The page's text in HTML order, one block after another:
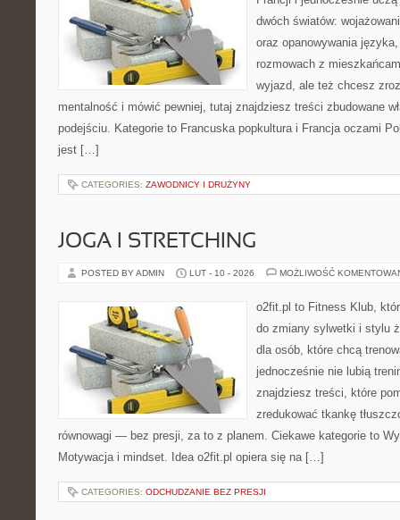
dwóch światów:
oraz opanowywania
rozmowach z
wyjazd, ale też chcesz
mentalność i mówić pewniej, tutaj znajdziesz treści zbudowane
podejściu. Kategorie to Francuska popkultura i Francja oczami
jest […]
CATEGORIES: ZAWODNICY I DRUŻYNY
JOGA I STRETCHING
POSTED BY ADMIN LUT - 10 - 2026 MOŻLIWOŚĆ
o2fit.pl to Fitness Klub,
do zmiany sylwetki i stylu
dla osób, które chcą
jednocześnie nie lubią
znajdziesz treści, które
zredukować tkankę
równowagi — bez presji, za to z planem. Ciekawe kategorie to
Motywacja i mindset. Idea o2fit.pl opiera się na […]
CATEGORIES: ODCHUDZANIE BEZ PRESJI